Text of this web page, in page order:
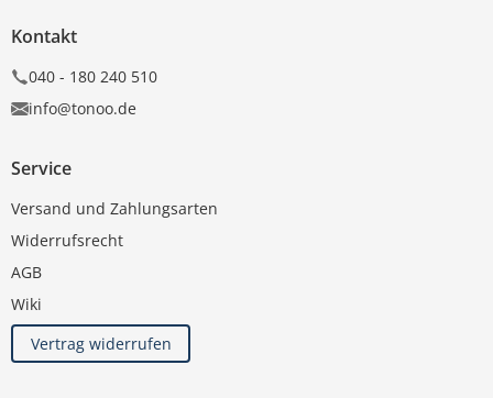
Kontakt
040 - 180 240 510
info@tonoo.de
Service
Versand und Zahlungsarten
Widerrufsrecht
AGB
Wiki
Vertrag widerrufen